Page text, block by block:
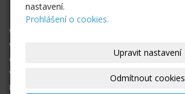
radek@hodak.cz
Webové kamery
Vložte webkameru
O projektu webkamery online
Vyhledej webkameru ...
Fotogalerie
nastavení.
Prohlášení o cookies.
Upravit nastavení
Odmítnout cookies